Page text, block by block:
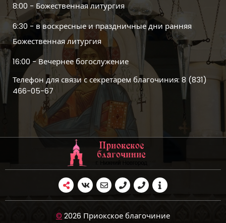
8:00 - Божественная литургия
6:30 - в воскресные и праздничные дни ранняя
Божественная литургия
16:00 - Вечернее богослужение
Телефон для связи с секретарем благочиния: 8 (831)
466-05-67
© 2026 Приокское благочиние